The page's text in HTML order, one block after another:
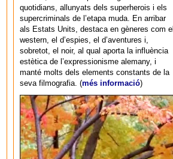
quotidians, allunyats dels superherois i els
supercriminals de l’etapa muda. En arribar
als Estats Units, destaca en gèneres com el
western, el d’espies, el d’aventures i,
sobretot, el noir, al qual aporta la influència
estètica de l’expressionisme alemany, i
manté molts dels elements constants de la
seva filmografia. (més informació)